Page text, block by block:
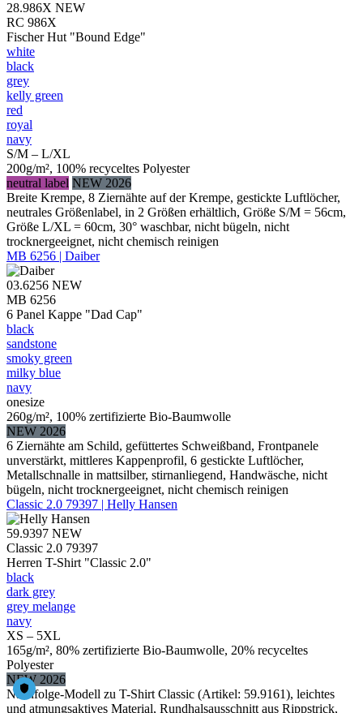
28.986X NEW
RC 986X
Fischer Hut "Bound Edge"
white
black
grey
kelly green
red
royal
navy
S/M – L/XL
200g/m², 100% recyceltes Polyester
neutral label NEW 2026
Breite Krempe, 8 Ziernähte auf der Krempe, gestickte Luftlöcher,
neutrales Größenlabel, in 2 Größen erhältlich, Größe S/M = 56cm,
Größe L/XL = 60cm, 30° waschbar, nicht bügeln, nicht
trocknergeeignet, nicht chemisch reinigen
MB 6256 | Daiber
03.6256 NEW
MB 6256
6 Panel Kappe "Dad Cap"
black
sandstone
smoky green
milky blue
navy
onesize
260g/m², 100% zertifizierte Bio-Baumwolle
NEW 2026
6 Ziernähte am Schild, gefüttertes Schweißband, Frontpanele
unverstärkt, mittleres Kappenprofil, 6 gestickte Luftlöcher,
Metallschnalle in mattsilber, stirnanliegend, Handwäsche, nicht
bügeln, nicht trocknergeeignet, nicht chemisch reinigen
Classic 2.0 79397 | Helly Hansen
59.9397 NEW
Classic 2.0 79397
Herren T-Shirt "Classic 2.0"
black
dark grey
grey melange
navy
XS – 5XL
165g/m², 80% zertifizierte Bio-Baumwolle, 20% recyceltes
Polyester
NEW 2026
Nachfolge-Modell zu T-Shirt Classic (Artikel: 59.9161), leichtes
und atmungsaktives Material, Rundhalsausschnitt aus Rippstrick,